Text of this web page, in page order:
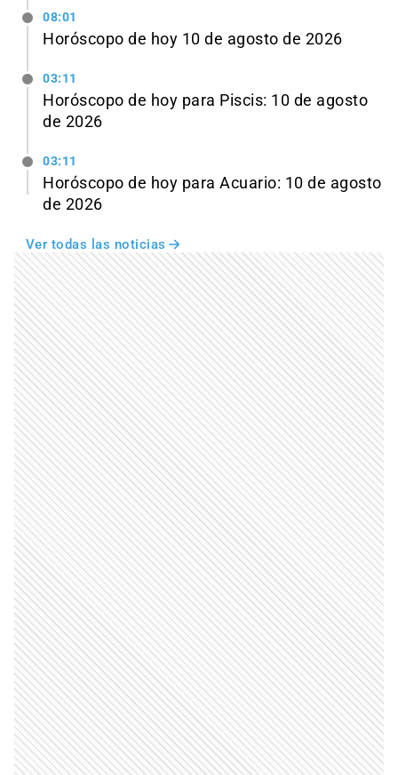
08:01
Horóscopo de hoy 10 de agosto de 2026
03:11
Horóscopo de hoy para Piscis: 10 de agosto
de 2026
03:11
Horóscopo de hoy para Acuario: 10 de agosto
de 2026
Ver todas las noticias